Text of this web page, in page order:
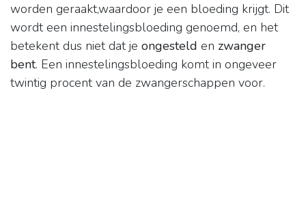
worden geraakt,waardoor je een bloeding krijgt. Dit
wordt een innestelingsbloeding genoemd, en het
betekent dus niet dat je ongesteld en zwanger
bent. Een innestelingsbloeding komt in ongeveer
twintig procent van de zwangerschappen voor.